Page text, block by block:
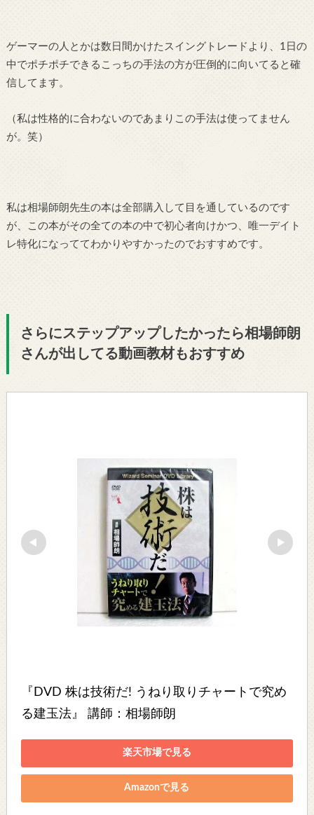
ゲーマーの人とかは数日間かけたスイングトレードより、1日の
中でポチポチできるこっちの手法の方が圧倒的に向いてると確
信してます。
（私は性格的に合わないのであまりこの手法は使ってません
が。笑）
私は相場師朗先生の本は全部購入して目を通しているのです
が、この本がその全ての本の中で初心者向けかつ、唯一デイト
レ特化になっててわかりやすかったのでおすすめです。
さらにステップアップしたかったら相場師朗
さんが出してる動画教材もおすすめ
『DVD 株は技術だ! うねり取りチャートで究め
る建玉法』 講師：相場師朗
楽天市場で見る
Amazonで見る